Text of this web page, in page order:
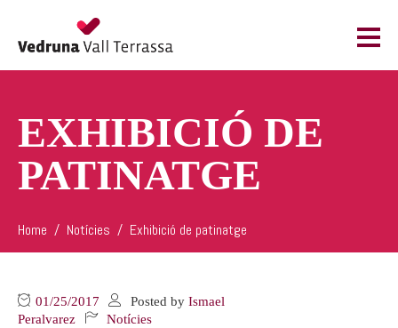
EXHIBICIÓ DE
PATINATGE
Home Notícies Exhibició de patinatge
01/25/2017 Posted by Ismael
Peralvarez
Notícies